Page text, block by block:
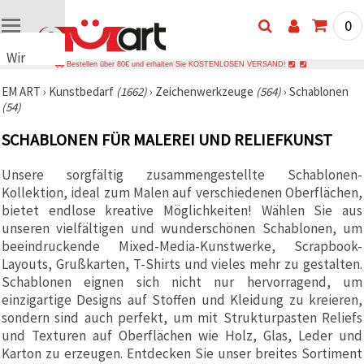
Wir
Cookies
🍪 Wir
Cookies
ähnliche
Technologien,
um das
ordnungsgemäße
Funktionieren
der Website
sicherzustellen,
Nutzungserlebnis
zu
verbessern
und, mit
Ihrer
Einwilligung,
den
0
Bestellen über 80€ und erhalten Sie KOSTENLOSEN VERSAND!
EM ART › Kunstbedarf (1662)› Zeichenwerkzeuge (564)› Schablonen
(54)
SCHABLONEN FÜR MALEREI UND RELIEFKUNST
Unsere sorgfältig zusammengestellte Schablonen-
Kollektion, ideal zum Malen auf verschiedenen Oberflächen,
bietet endlose kreative Möglichkeiten! Wählen Sie aus
unseren vielfältigen und wunderschönen Schablonen, um
beeindruckende Mixed-Media-Kunstwerke, Scrapbook-
Layouts, Grußkarten, T-Shirts und vieles mehr zu gestalten.
Schablonen eignen sich nicht nur hervorragend, um
einzigartige Designs auf Stoffen und Kleidung zu kreieren,
sondern sind auch perfekt, um mit Strukturpasten Reliefs
und Texturen auf Oberflächen wie Holz, Glas, Leder und
Karton zu erzeugen. Entdecken Sie unser breites Sortiment